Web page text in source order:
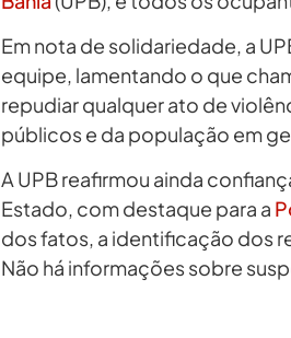
Em nota de solidariedade, a
equipe, lamentando o que
repudiar qualquer ato de
públicos e da população em
A UPB reafirmou ainda
Estado, com destaque para a
dos fatos, a identificação dos
Não há informações sobre